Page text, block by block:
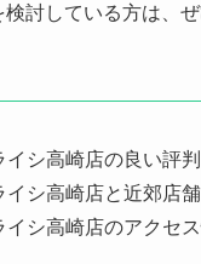
討している方は、
シ高崎店の良い評
シ高崎店と近郊店
シ高崎店のアクセ